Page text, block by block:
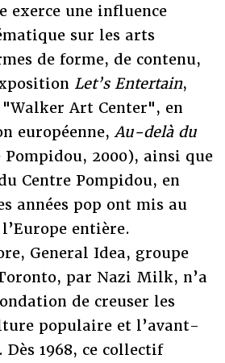
exerce une influence
sur les arts
de forme, de contenu,
Let’s Entertain,
Art Center", en
européenne, Au-delà du
2000), ainsi que
Centre Pompidou, en
années pop ont mis au
entière.
General Idea, groupe
par Nazi Milk, n’a
de creuser les
populaire et l’avant-
1968, ce collectif